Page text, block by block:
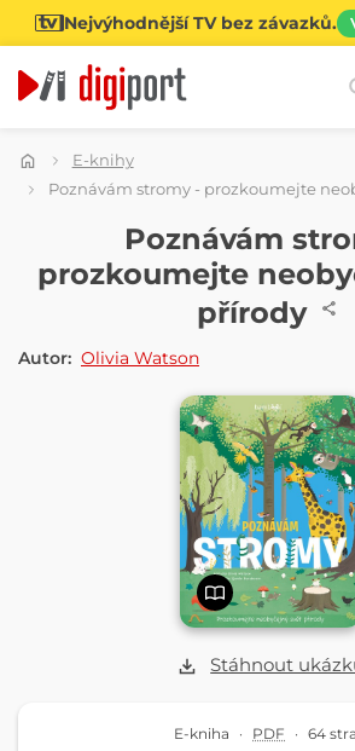
Nejvýhodnější TV bez závazků.
Kategorie
E-knihy
Poznávám stromy - prozkoumejte
Stáhnout
Poznávám
prozkoumejte
přírody
Autor: Olivia Watson
E-kniha · PDF · 64